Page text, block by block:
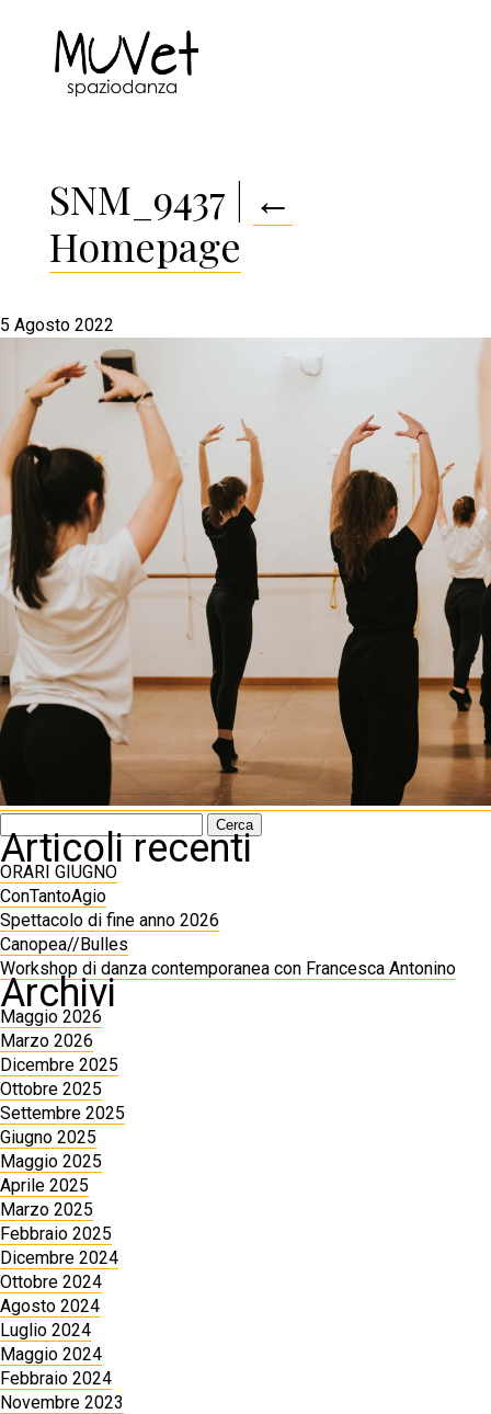
SNM_9437 | ←
Homepage
5 Agosto 2022
per:
Articoli recenti
ORARI GIUGNO
ConTantoAgio
Spettacolo di fine anno 2026
Canopea//Bulles
Workshop di danza contemporanea con Francesca Antonino
Archivi
Maggio 2026
Marzo 2026
Dicembre 2025
Ottobre 2025
Settembre 2025
Giugno 2025
Maggio 2025
Aprile 2025
Marzo 2025
Febbraio 2025
Dicembre 2024
Ottobre 2024
Agosto 2024
Luglio 2024
Maggio 2024
Febbraio 2024
Novembre 2023